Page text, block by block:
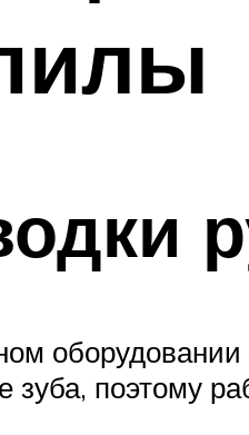
зуба, поэтому